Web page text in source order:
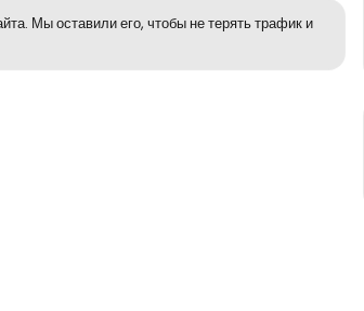
Мы оставили его, чтобы не терять трафик и